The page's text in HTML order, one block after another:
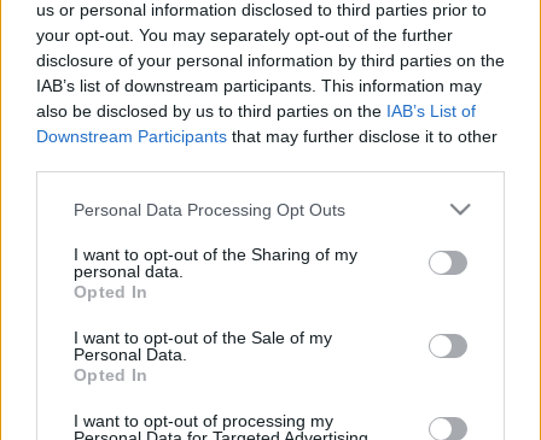
us or personal information disclosed to third parties prior to
your opt-out. You may separately opt-out of the further
disclosure of your personal information by third parties on the
IAB’s list of downstream participants. This information may
also be disclosed by us to third parties on the IAB’s List of
Downstream Participants that may further disclose it to other
Please note that this website/app uses one or more Google
not limited to your visit or usage behaviour. You may click to
grant or deny consent to Google and its third-party tags to
use your data for below specified purposes in below Google
consent section.
Personal Data Processing Opt Outs
I want to opt-out of the Sharing of my
personal data.
Opted In
I want to opt-out of the Sale of my
Personal Data.
Opted In
I want to opt-out of processing my
2022. július. 19. 09:22
A 76-szoros válogatott kézilabdázót egy szezonra adták
kölcsön az Odensének.
DÁNIÁBAN FOLYTATJA A GYŐRI AUDI ETO
MAGYAR VÁLOGATOTT ÁTLÖVŐJE, HÁFRA
Egy évre került kölcsönbe az Odense csapatához.
HAZAI PÁLYÁN, A BUDAÖRS ELLEN KEZDI A
BAJNOKSÁGOT A GYŐRI AUDI ETO KC,
DECEMBERBEN RENDEZIK AZ ELSŐ FRADI
2022. július. 05. 17:41
Elkészült a K&H női kézilabda liga sorsolása.
KÉTSZERES BL-GYŐZTES MÁSODEDZŐ